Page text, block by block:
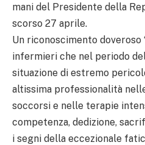
mani del Presidente della
scorso 27 aprile.
Un riconoscimento
infermieri che nel periodo
situazione di estremo
altissima professionalità
soccorsi e nelle terapie
competenza, dedizione,
i segni della eccezionale